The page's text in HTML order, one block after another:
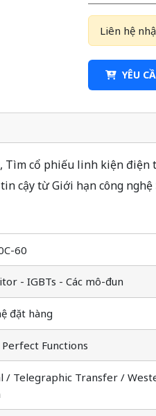
Liên hệ
YÊU
Tìm cổ phiếu linh kiện
tin cậy từ Giới hạn công nghệ
60
- IGBTs - Các mô-đun
đặt hàng
Perfect Functions
/ Telegraphic Transfer /